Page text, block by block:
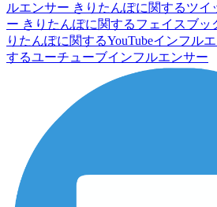
ルエンサー きりたんぽに関するツイ
ー きりたんぽに関するフェイスブッ
りたんぽに関するYouTubeインフル
するユーチューブインフルエンサー